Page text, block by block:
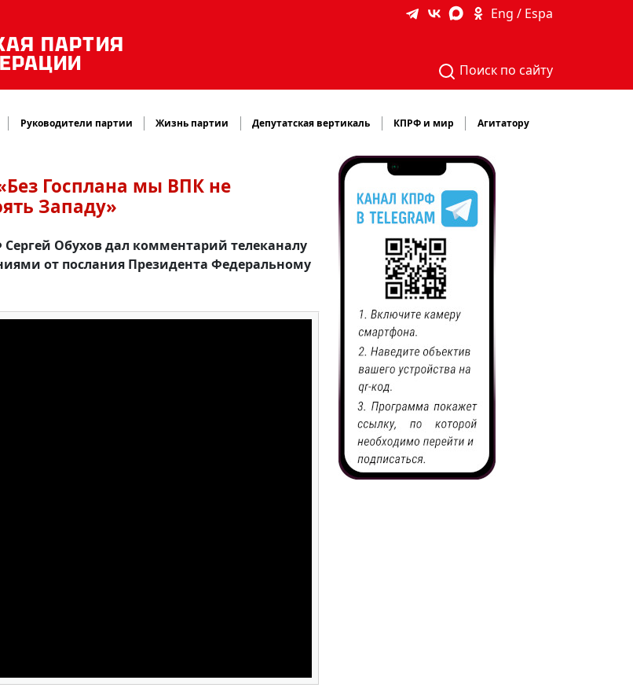
ПАРТИЯ
Eng / Espa
Поиск по сайту
Руководители партии Жизнь партии Депутатская вертикаль КПРФ и мир Агитатору
Госплана мы ВПК не
Западу»
Обухов дал комментарий телеканалу
от послания Президента Федеральному